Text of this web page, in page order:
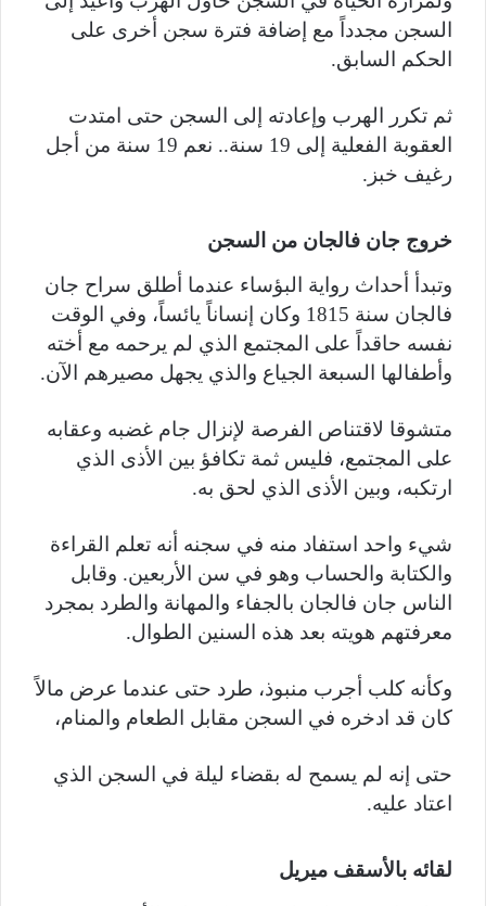
السجن مجدداً مع إضافة فترة سجن أخرى على
الحكم السابق.
ثم تكرر الهرب وإعادته إلى السجن حتى امتدت
العقوبة الفعلية إلى 19 سنة.. نعم 19 سنة من أجل
رغيف خبز.
خروج جان فالجان من السجن
وتبدأ أحداث رواية البؤساء عندما أطلق سراح جان
فالجان سنة 1815 وكان إنساناً يائساً، وفي الوقت
نفسه حاقداً على المجتمع الذي لم يرحمه مع أخته
وأطفالها السبعة الجياع والذي يجهل مصيرهم الآن.
متشوقا لاقتناص الفرصة لإنزال جام غضبه وعقابه
على المجتمع، فليس ثمة تكافؤ بين الأذى الذي
ارتكبه، وبين الأذى الذي لحق به.
شيء واحد استفاد منه في سجنه أنه تعلم القراءة
والكتابة والحساب وهو في سن الأربعين. وقابل
الناس جان فالجان بالجفاء والمهانة والطرد بمجرد
معرفتهم هويته بعد هذه السنين الطوال.
وكأنه كلب أجرب منبوذ، طرد حتى عندما عرض مالاً
كان قد ادخره في السجن مقابل الطعام والمنام،
حتى إنه لم يسمح له بقضاء ليلة في السجن الذي
اعتاد عليه.
لقائه بالأسقف ميريل